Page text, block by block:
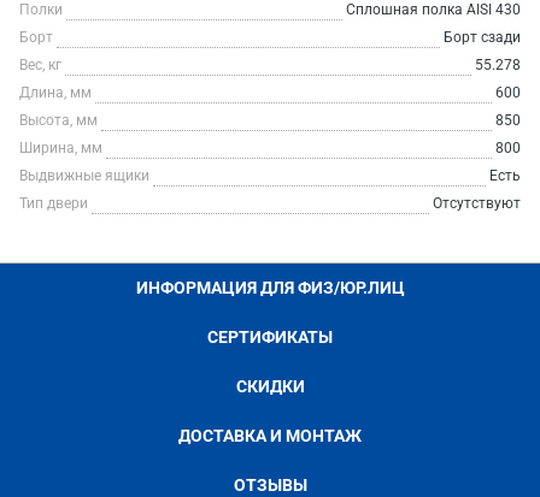
Полки
Сплошная полка AISI 430
Борт
Борт сзади
Вес, кг
55.278
Длина, мм
600
Высота, мм
850
Ширина, мм
800
Выдвижные ящики
Есть
Тип двери
Отсутствуют
ИНФОРМАЦИЯ ДЛЯ ФИЗ/ЮР.ЛИЦ
СЕРТИФИКАТЫ
СКИДКИ
ДОСТАВКА И МОНТАЖ
ОТЗЫВЫ